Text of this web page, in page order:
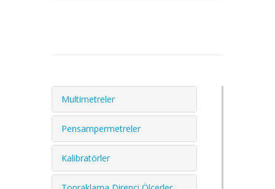
Multimetreler
Pensampermetreler
Kalibratörler